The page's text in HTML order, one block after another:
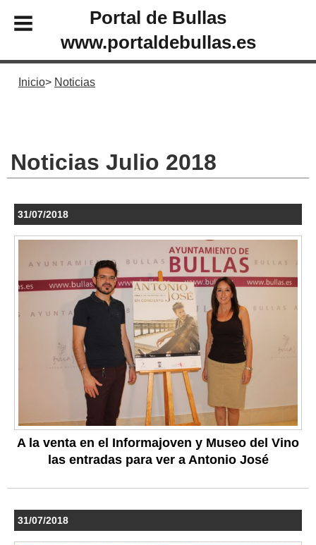
Portal de Bullas
www.portaldebullas.es
Inicio Noticias
Noticias Julio 2018
31/07/2018
A la venta en el Informajoven y Museo del Vino
las entradas para ver a Antonio José
31/07/2018